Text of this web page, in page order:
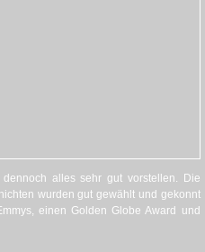
alles sehr gut vorstellen. Die
wurden gut gewählt und gekonnt
einen Golden Globe Award und